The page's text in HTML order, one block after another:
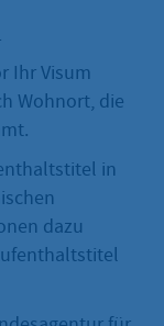
Ihr Visum
Wohnort, die
in
dazu